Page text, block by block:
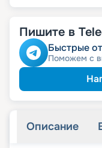
-10% от 35 910
Скидка
Скидка
Скидка
Скидка
Пишите в
Быстрые
Поможем с
Описание